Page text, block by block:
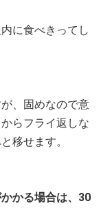
に食べきってし
、固めなので意
らフライ返しな
移せます。
かる場合は、30